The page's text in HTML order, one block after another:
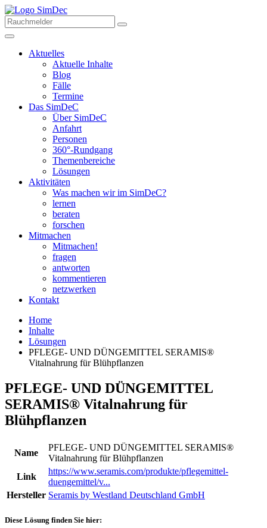
Aktuelles
Aktuelle Inhalte
Blog
Fälle
Termine
Das SimDeC
Über SimDeC
Anfahrt
Personen
360°-Rundgang
Themenbereiche
Lösungen
Aktivitäten
Was machen wir im SimDeC?
lernen
beraten
forschen
Mitmachen
Mitmachen!
fragen
antworten
kommentieren
netzwerken
Kontakt
Home
Inhalte
Lösungen
PFLEGE- UND DÜNGEMITTEL SERAMIS®
Vitalnahrung für Blühpflanzen
PFLEGE- UND DÜNGEMITTEL
SERAMIS® Vitalnahrung für
Blühpflanzen
Name
PFLEGE- UND DÜNGEMITTEL SERAMIS®
Vitalnahrung für Blühpflanzen
Link
https://www.seramis.com/produkte/pflegemittel-
duengemittel/v...
Hersteller Seramis by Westland Deutschland GmbH
Diese Lösung finden Sie hier: